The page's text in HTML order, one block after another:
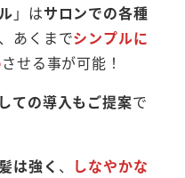
」はサロンでの各種
あくまでシンプルに
させる事が可能！
ての導入もご提案で
は強く 、 しなやかな